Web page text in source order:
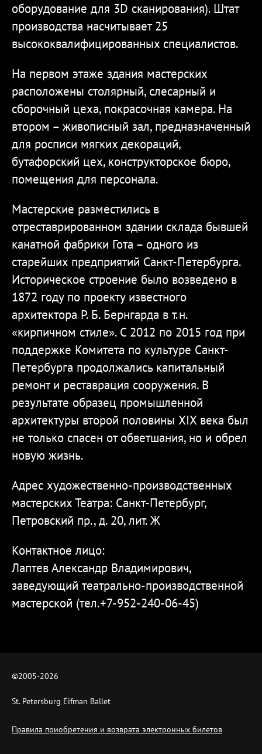
оборудование для 3D сканирования). Штат
производства насчитывает 25
высококвалифицированных специалистов.
На первом этаже здания мастерских
расположены столярный, слесарный и
сборочный цеха, покрасочная камера. На
втором – живописный зал, предназначенный
для росписи мягких декораций,
бутафорский цех, конструкторское бюро,
помещения для персонала.
Мастерские разместились в
отреставрированном здании склада бывшей
канатной фабрики Гота – одного из
старейших предприятий Санкт-Петербурга.
Историческое строение было возведено в
1872 году по проекту известного
архитектора Р. Б. Бернгарда в т.н.
«кирпичном стиле». C 2012 по 2015 год при
поддержке Комитета по культуре Санкт-
Петербурга продолжались капитальный
ремонт и реставрация сооружения. В
результате образец промышленной
архитектуры второй половины XIX века был
не только спасен от обветшания, но и обрел
новую жизнь.
Адрес художественно-производственных
мастерских Театра: Санкт-Петербург,
Петровский пр., д. 20, лит. Ж
Контактное лицо:
Лаптев Александр Владимирович,
заведующий театрально-производственной
мастерской (тел.+7-952-240-06-45)
©2005-2026
St. Petersburg Eifman Ballet
Правила приобретения и возврата электронных билетов